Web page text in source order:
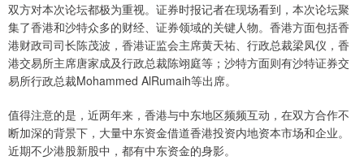
双方对本次论坛都极为重视。证券时报记者在现场看到，本次论坛聚
集了香港和沙特众多的财经、证券领域的关键人物。香港方面包括香
港财政司司长陈茂波，香港证监会主席黄天祐、行政总裁梁凤仪，香
港交易所主席唐家成及行政总裁陈翊庭等；沙特方面则有沙特证券交
易所行政总裁Mohammed AlRumaih等出席。
值得注意的是，近两年来，香港与中东地区频频互动，在双方合作不
断加深的背景下，大量中东资金借道香港投资内地资本市场和企业。
近期不少港股新股中，都有中东资金的身影。